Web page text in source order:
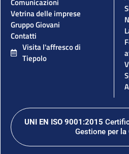
Vetrina delle imprese
Gruppo Giovani
Contatti
Visita l'affresco di
Tiepolo
UNI EN ISO 9001:2015
Gestione per la